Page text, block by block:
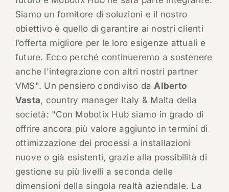
Siamo un fornitore di soluzioni e il nostro
obiettivo è quello di garantire ai nostri clienti
l’offerta migliore per le loro esigenze attuali e
future. Ecco perché continueremo a sostenere
anche l'integrazione con altri nostri partner
VMS". Un pensiero condiviso daAlberto
Vasta, country manager Italy & Malta della
società: "Con Mobotix Hub siamo in grado di
offrire ancora più valore aggiunto in termini di
ottimizzazione dei processi a installazioni
nuove o già esistenti, grazie alla possibilità di
gestione su più livelli a seconda delle
dimensioni della singola realtà aziendale. La